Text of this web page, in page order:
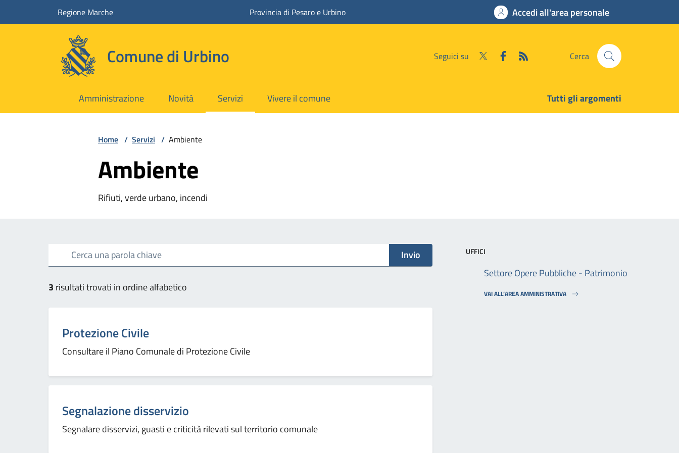
Vai ai contenutiRegione Marche Provincia di Pesaro e Urbino Accedi all'area personale
Comune di Urbino Seguici su Cerca
Amministrazione Novità Servizi Vivere il comune Tutti gli argomenti
Home / Servizi / Ambiente
Ambiente
Rifiuti, verde urbano, incendi
Invio
3 risultati trovati in ordine alfabetico
Categoria:
Protezione Civile
Consultare il Piano Comunale di Protezione Civile
Categoria:
Segnalazione disservizio
Segnalare disservizi, guasti e criticità rilevati sul territorio comunale
UFFICI
Settore Opere Pubbliche - Patrimonio
VAI ALL’AREA AMMINISTRATIVA